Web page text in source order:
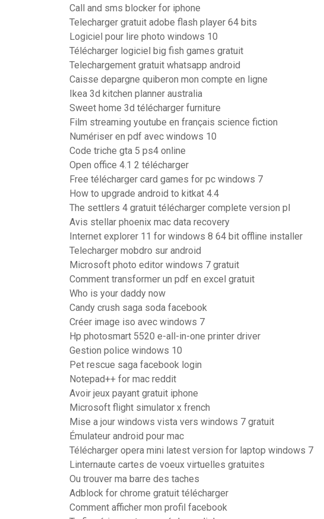
Call and sms blocker for iphone
Telecharger gratuit adobe flash player 64 bits
Logiciel pour lire photo windows 10
Télécharger logiciel big fish games gratuit
Telechargement gratuit whatsapp android
Caisse depargne quiberon mon compte en ligne
Ikea 3d kitchen planner australia
Sweet home 3d télécharger furniture
Film streaming youtube en français science fiction
Numériser en pdf avec windows 10
Code triche gta 5 ps4 online
Open office 4.1 2 télécharger
Free télécharger card games for pc windows 7
How to upgrade android to kitkat 4.4
The settlers 4 gratuit télécharger complete version pl
Avis stellar phoenix mac data recovery
Internet explorer 11 for windows 8 64 bit offline installer
Telecharger mobdro sur android
Microsoft photo editor windows 7 gratuit
Comment transformer un pdf en excel gratuit
Who is your daddy now
Candy crush saga soda facebook
Créer image iso avec windows 7
Hp photosmart 5520 e-all-in-one printer driver
Gestion police windows 10
Pet rescue saga facebook login
Notepad++ for mac reddit
Avoir jeux payant gratuit iphone
Microsoft flight simulator x french
Mise a jour windows vista vers windows 7 gratuit
Émulateur android pour mac
Télécharger opera mini latest version for laptop windows 7
Linternaute cartes de voeux virtuelles gratuites
Ou trouver ma barre des taches
Adblock for chrome gratuit télécharger
Comment afficher mon profil facebook